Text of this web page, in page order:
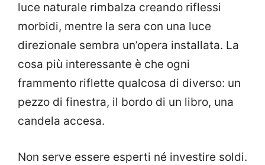
luce naturale rimbalza creando riflessi
morbidi, mentre la sera con una luce
direzionale sembra un’opera installata. La
cosa più interessante è che ogni
frammento riflette qualcosa di diverso: un
pezzo di finestra, il bordo di un libro, una
candela accesa.
Non serve essere esperti né investire soldi.